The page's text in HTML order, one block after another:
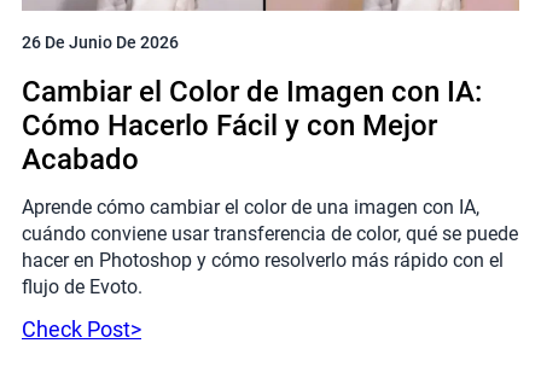
26 De Junio De 2026
Cambiar el Color de Imagen con IA:
Cómo Hacerlo Fácil y con Mejor
Acabado
Aprende cómo cambiar el color de una imagen con IA,
cuándo conviene usar transferencia de color, qué se puede
hacer en Photoshop y cómo resolverlo más rápido con el
flujo de Evoto.
Check Post>